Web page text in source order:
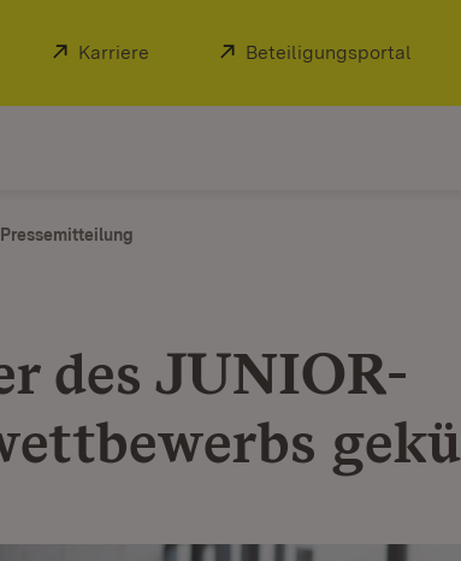
Extern:
Karriere (Öffnet in neuem Fenster)
Extern:
Beteiligungsportal
Pressemitteilung
des JUNIOR-